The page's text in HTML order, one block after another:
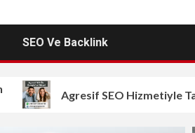
SEO Ve Backlink
Agresif SEO Hizmetiyle Tanışın!